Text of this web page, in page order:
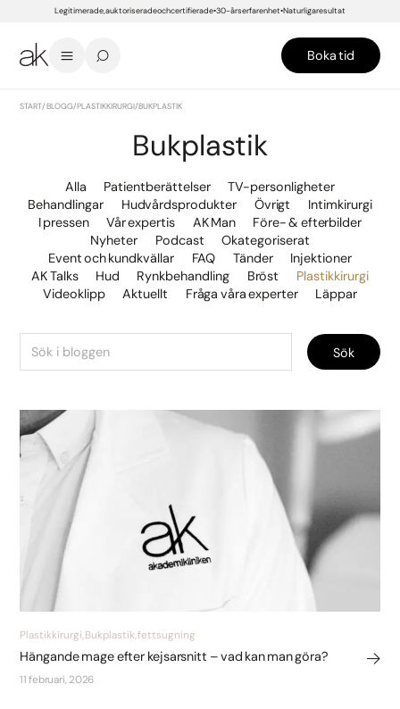
Legitimerade, auktoriserade och certifierade 30-års erfarenhet Naturliga resultat
Boka tid
START/BLOGG/PLASTIKKIRURGI/BUKPLASTIK
Bukplastik
Alla Patientberättelser
TV-personligheter
Behandlingar
Hudvårdsprodukter Övrigt
Intimkirurgi
I pressen
Vår expertis AK Man
Före- & efterbilder
Nyheter
Podcast
Okategoriserat
Event och kundkvällar
FAQ Tänder
Injektioner
AK Talks
Hud Rynkbehandling Bröst
Plastikkirurgi
Videoklipp
Aktuellt Fråga våra experter Läppar
Sök
Plastikkirurgi, Bukplastik, fettsugning
Hängande mage efter kejsarsnitt – vad kan man göra?
11 februari, 2026